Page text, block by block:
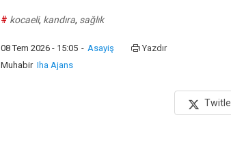
# kocaeli, kandıra, sağlık
08 Tem 2026 - 15:05 - Asayiş
Yazdır
Muhabir Iha Ajans
Twitle